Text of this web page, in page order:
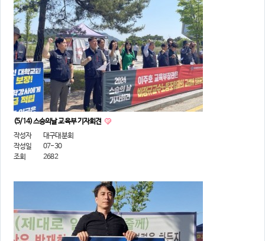
(5/14) 스승의날 교육부 기자회견
작성자
대구대분회
작성일
07-30
조회
2682